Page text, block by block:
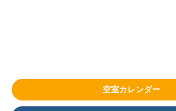
空室カレンダー